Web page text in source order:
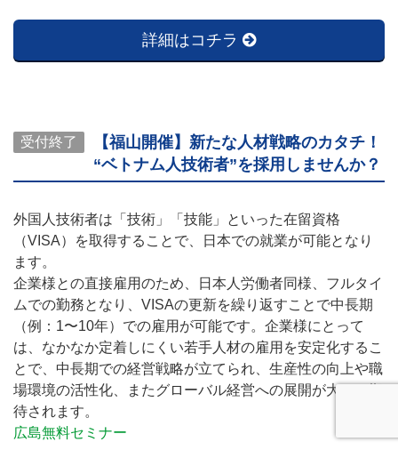
詳細はコチラ
受付終了
【福山開催】新たな人材戦略のカタチ！
“ベトナム人技術者”を採用しませんか？
外国人技術者は「技術」「技能」といった在留資格
（VISA）を取得することで、日本での就業が可能となり
ます。
企業様との直接雇用のため、日本人労働者同様、フルタイ
ムでの勤務となり、VISAの更新を繰り返すことで中長期
（例：1〜10年）での雇用が可能です。企業様にとって
は、なかなか定着しにくい若手人材の雇用を安定化するこ
とで、中長期での経営戦略が立てられ、生産性の向上や職
場環境の活性化、またグローバル経営への展開が大いに期
待されます。
広島無料セミナー